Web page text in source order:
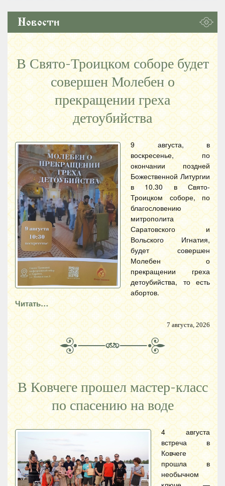
Новости
В Свято-Троицком соборе будет
совершен Молебен о
прекращении греха
детоубийства
9 августа, в
воскресенье, по
окончании поздней
Божественной Литургии
в 10.30 в Свято-
Троицком соборе, по
благословению
митрополита
Саратовского и
Вольского Игнатия,
будет совершен
Молебен о
прекращении греха
детоубийства, то есть
абортов.
Читать…
7 августа, 2026
В Ковчеге прошел мастер-класс
по спасению на воде
4 августа
встреча в
Ковчеге
прошла в
необычном